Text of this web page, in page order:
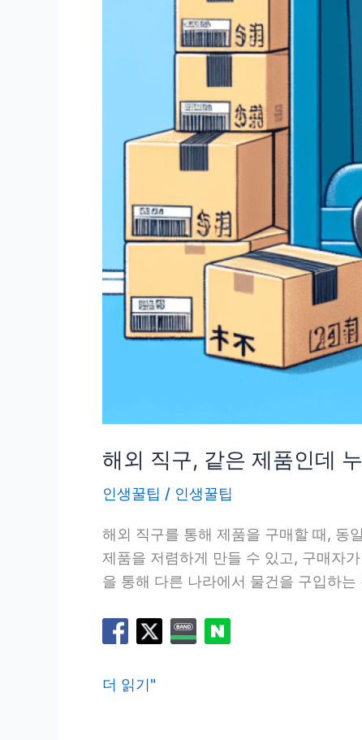
해외 직구, 같은 제품인데
인생꿀팁 / 인생꿀팁
해외 직구를 통해 제품을 구매할 때, 동
제품을 저렴하게 만들 수 있고, 구매자
을 통해 다른 나라에서 물건을 구입하
해
더 읽기"